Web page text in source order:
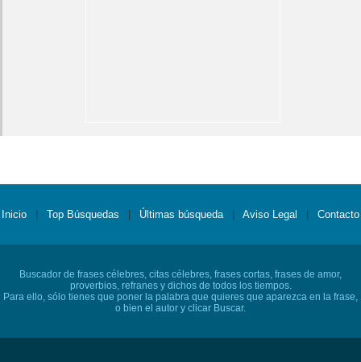
Inicio Top Búsquedas Últimas búsqueda Aviso Legal Contacto
Buscador de frases célebres, citas célebres, frases cortas, frases de amor,
proverbios, refranes y dichos de todos los tiempos.
Para ello, sólo tienes que poner la palabra que quieres que aparezca en la frase,
o bien el autor y clicar Buscar.